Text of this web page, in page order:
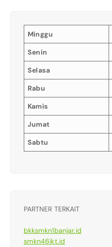
Minggu
Senin
Selasa
Rabu
Kamis
Jumat
Sabtu
PARTNER TERKAIT
bkksmkn1banjar.id
smkn46jkt.id